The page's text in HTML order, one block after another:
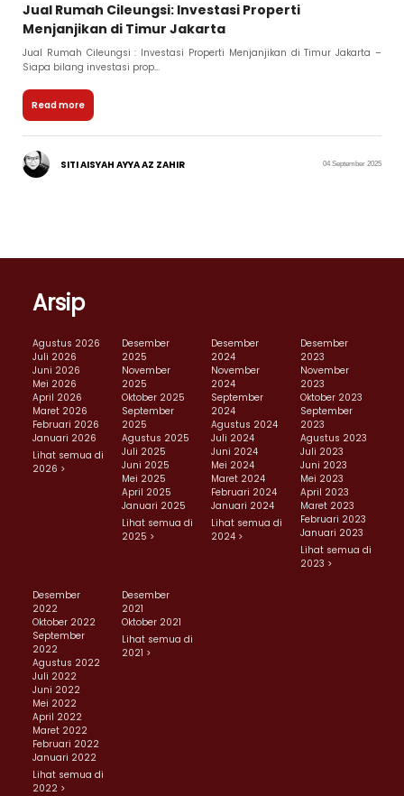
Jual Rumah Cileungsi: Investasi Properti
Menjanjikan di Timur Jakarta
Jual Rumah Cileungsi : Investasi Properti Menjanjikan di Timur Jakarta –
Siapa bilang investasi prop...
Read more
SITI AISYAH AYYA AZ ZAHIR 04 September 2025
Arsip
Agustus 2026
Juli 2026
Juni 2026
Mei 2026
April 2026
Maret 2026
Februari 2026
Januari 2026
Lihat semua di
2026 >
Desember
2025
November
2025
Oktober 2025
September
2025
Agustus 2025
Juli 2025
Juni 2025
Mei 2025
April 2025
Januari 2025
Lihat semua di
2025 >
Desember
2024
November
2024
September
2024
Agustus 2024
Juli 2024
Juni 2024
Mei 2024
Maret 2024
Februari 2024
Januari 2024
Lihat semua di
2024 >
Desember
2023
November
2023
Oktober 2023
September
2023
Agustus 2023
Juli 2023
Juni 2023
Mei 2023
April 2023
Maret 2023
Februari 2023
Januari 2023
Lihat semua di
2023 >
Desember
2022
Oktober 2022
September
2022
Agustus 2022
Juli 2022
Juni 2022
Mei 2022
April 2022
Maret 2022
Februari 2022
Januari 2022
Lihat semua di
2022 >
Desember
2021
Oktober 2021
Lihat semua di
2021 >